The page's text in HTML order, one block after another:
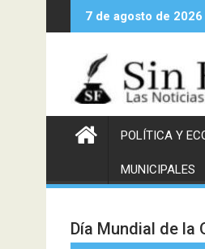
al
7 de agosto de 2026
POLÍTICA Y
MUNICIPALES
Día Mundial de la